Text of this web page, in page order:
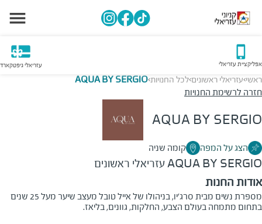
אפליקציית עזריאלי עזריאלי גיפטקארד
ראשי>עזריאלי ראשונים>לכל החנויות>
AQUA BY SERGIO
חזרה לרשימת החנויות
AQUA BY SERGIO
הצג על המפה קומה שניה
AQUA BY SERGIOעזריאלי ראשונים
אודות החנות
מספרת נשים מבית סרג'יו, בניהולו של אייל טובל מעצב שיער מעל 25 שנים
בתחום מתמחה בעולם הצבע, החלקות, גוונים, בליאז.